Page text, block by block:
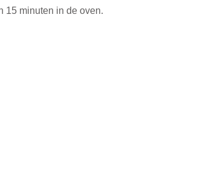
15 minuten in de oven.